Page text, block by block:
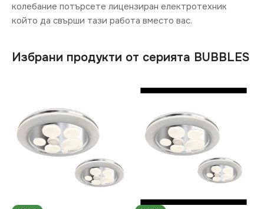
колебание потърсете лицензиран електротехник
който да свърши тази работа вместо вас.
Избрани продукти от серията BUBBLES